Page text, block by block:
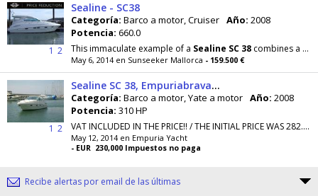
1 2
Sealine - SC38
Categoría: Barco a motor, Cruiser Año: 2008
Potencia: 660.0
This immaculate example of a Sealine SC 38 combines a stylish interior outfit with the full beam
May 6, 2014 en Sunseeker Mallorca - 159.500 €
1 2
Sealine SC 38, Empuriabrava/Costa Brava
Categoría: Barco a motor, Yate a motor Año: 2008
Potencia: 310 HP
VAT INCLUDED IN THE PRICE!! / THE INITIAL PRICE WAS 282.000€ Teak cockpit, cockpit fridge, cockpit BBQ, microwave in lieu of oven, electrical...
May 12, 2014 en Empuria Yacht
- EUR 230,000 Impuestos no paga
Recibe alertas por email de las últimas